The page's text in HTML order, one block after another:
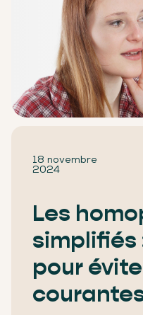
18 novembre
2024
Les
pour